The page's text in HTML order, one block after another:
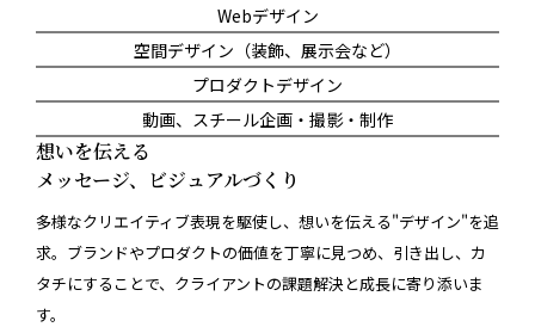
Webデザイン
空間デザイン（装飾、展示会など）
プロダクトデザイン
動画、スチール企画・撮影・制作
想いを伝える
メッセージ、ビジュアルづくり
多様なクリエイティブ表現を駆使し、想いを伝える"デザイン"を追
求。ブランドやプロダクトの価値を丁寧に見つめ、引き出し、カ
タチにすることで、クライアントの課題解決と成長に寄り添いま
す。